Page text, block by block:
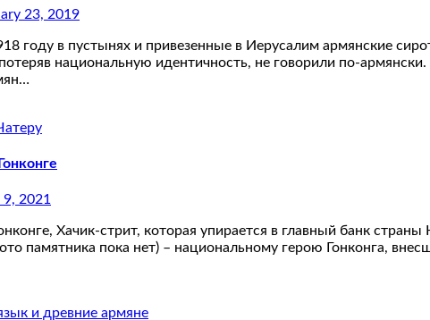
23, 2019
году в пустынях и привезенные в Иерусалим армянские
национальную идентичность, не говорили по-
9, 2021
Хачик-стрит, которая упирается в главный банк
памятника пока нет) – национальному герою Гонконга,